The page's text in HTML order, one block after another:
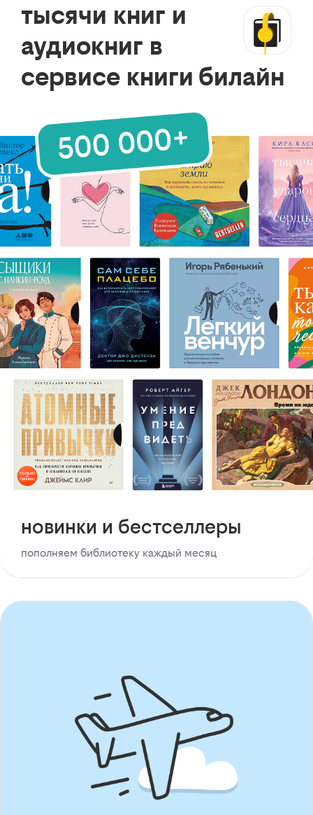
тысячи книг и
аудиокниг в
сервисе книги билайн
новинки и бестселлеры
пополняем библиотеку каждый месяц